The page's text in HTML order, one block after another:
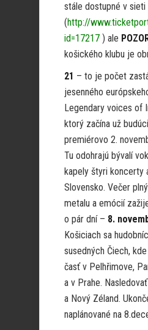
stále dostupné v
(http://
id=17217 ) ale
košického klubu je
21 – to je počet
jesenného
Legendary voices of
ktorý začína už
premiérovo 2.
Tu odohrajú bývalí
kapely štyri koncerty
Slovensko. Večer
metalu a emócií
o pár dní – 8.
Košiciach sa
susedných Čiech,
časť v Pelhřimove,
a v Prahe.
a Nový Zéland.
naplánované na